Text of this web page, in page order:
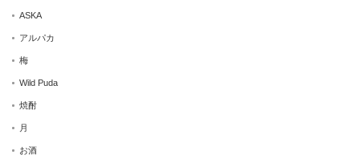
ASKA
アルパカ
梅
Wild Puda
焼酎
月
お酒